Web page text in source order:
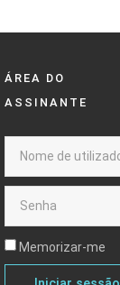
ÁREA DO
ASSINANTE
Memorizar-me